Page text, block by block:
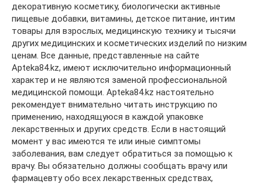
декоративную косметику, биологически активные
пищевые добавки, витамины, детское питание, интим
товары для взрослых, медицинскую технику и тысячи
других медицинских и косметических изделий по низким
ценам. Все данные, представленные на сайте
Apteka84.kz, имеют исключительно информационный
характер и не являются заменой профессиональной
медицинской помощи. Apteka84.kz настоятельно
рекомендует внимательно читать инструкцию по
применению, находящуюся в каждой упаковке
лекарственных и других средств. Если в настоящий
момент у вас имеются те или иные симптомы
заболевания, вам следует обратиться за помощью к
врачу. Вы обязательно должны сообщать врачу или
фармацевту обо всех лекарственных средствах,